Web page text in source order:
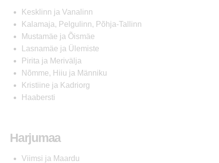
Kesklinn ja Vanalinn
Kalamaja, Pelgulinn, Põhja-Tallinn
Mustamäe ja Õismäe
Lasnamäe ja Ülemiste
Pirita ja Merivälja
Nõmme, Hiiu ja Männiku
Kristiine ja Kadriorg
Haabersti
Harjumaa
Viimsi ja Maardu